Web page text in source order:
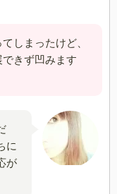
しまったけど、
きず凹みます
に
が